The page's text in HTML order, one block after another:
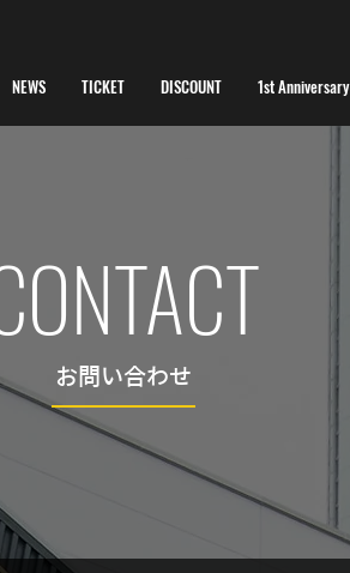
NEWS TICKET DISCOUNT 1st Anniversary
お問い合わせ